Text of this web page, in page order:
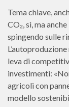
Tema chiave,
CO₂, sì, ma
spingendo sulle
leva di
investimenti:
agricoli con
modello